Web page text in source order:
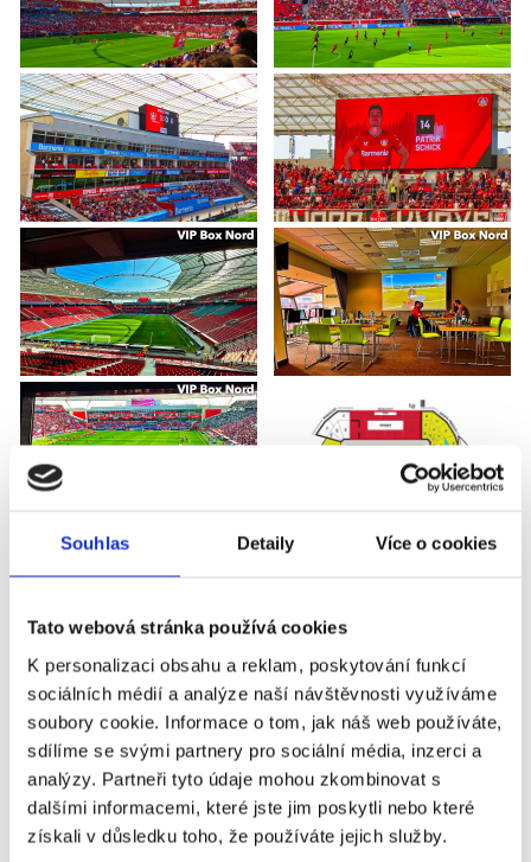
Souhlas Detaily Více o cookies
Tato webová stránka používá cookies
K personalizaci obsahu a reklam, poskytování funkcí
sociálních médií a analýze naší návštěvnosti využíváme
soubory cookie. Informace o tom, jak náš web používáte,
sdílíme se svými partnery pro sociální média, inzerci a
analýzy. Partneři tyto údaje mohou zkombinovat s
dalšími informacemi, které jste jim poskytli nebo které
získali v důsledku toho, že používáte jejich služby.
BAYER LEVERKUSEN - FC
AUGSBURG
Příplatky za vstupenky vyšší kategorie
Název Příplatek
Bayer Leverkusen - FC
+310 Kč